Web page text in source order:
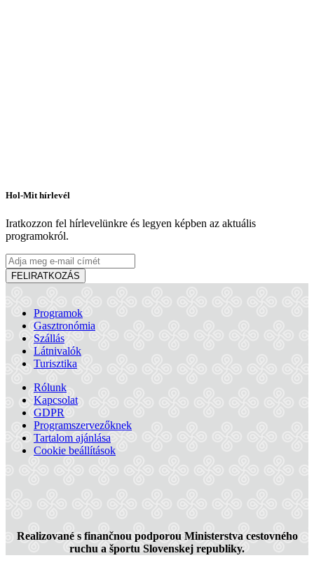
PLATZ Bistro & Bar
Dunaszerdahely
Bár, pub és söröző
Hol-Mit hírlevél
Iratkozzon fel hírlevelünkre és legyen képben az aktuális
programokról.
FELIRATKOZÁS
Programok
Gasztronómia
Szállás
Látnivalók
Turisztika
Rólunk
Kapcsolat
GDPR
Programszervezőknek
Tartalom ajánlása
Cookie beállítások
Realizované s finančnou podporou Ministerstva cestovného
ruchu a športu Slovenskej republiky.